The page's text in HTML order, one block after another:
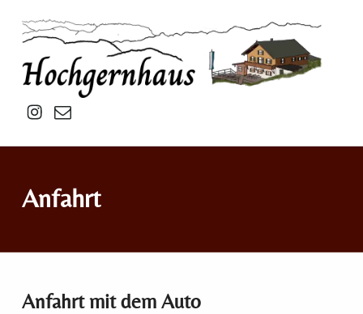
Hochgernhaus
mail
Anfahrt
Anfahrt mit dem Auto